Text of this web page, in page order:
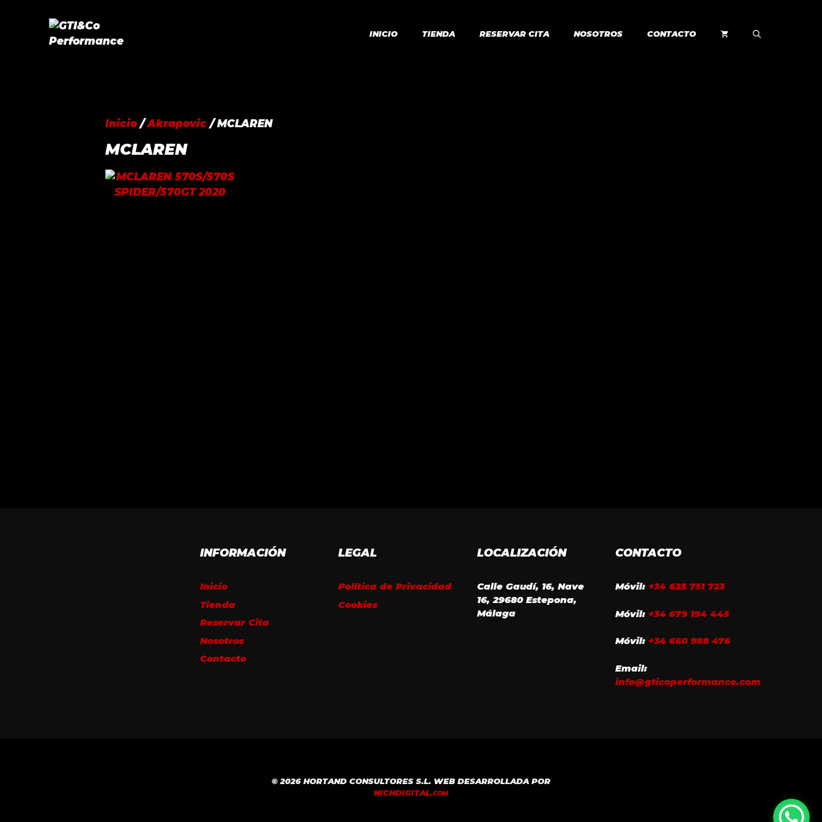
contenido
INICIO TIENDA RESERVAR CITA NOSOTROS CONTACTO
Inicio/Akrapovic / MCLAREN
MCLAREN
INFORMACIÓN
Inicio
Tienda
Reservar Cita
Nosotros
Contacto
LEGAL
Política de Privacidad
Cookies
LOCALIZACIÓN
Calle Gaudí, 16, Nave
16, 29680 Estepona,
Málaga
CONTACTO
Móvil: +34 635 751 723
Móvil: +34 679 194 445
Móvil: +34 660 988 476
Email:
info@gticoperformance.com
© 2026 HORTAND CONSULTORES S.L. WEB DESARROLLADA POR
NICHDIGITAL.COM